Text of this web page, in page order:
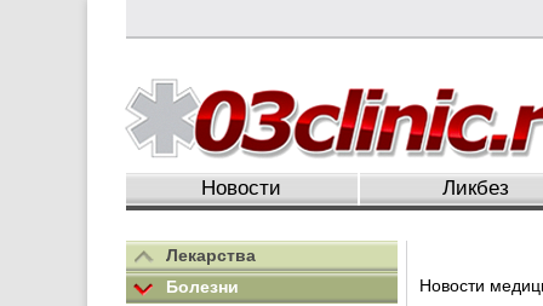
Новости Ликбез
Лекарства
Болезни
Новости